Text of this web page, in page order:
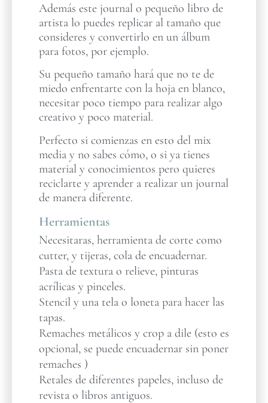
Además este journal o pequeño libro de
artista lo puedes replicar al tamaño que
consideres y convertirlo en un álbum
para fotos, por ejemplo.
Su pequeño tamaño hará que no te de
miedo enfrentarte con la hoja en blanco,
necesitar poco tiempo para realizar algo
creativo y poco material.
Perfecto si comienzas en esto del mix
media y no sabes cómo, o si ya tienes
material y conocimientos pero quieres
reciclarte y aprender a realizar un journal
de manera diferente.
Herramientas
Necesitaras, herramienta de corte como
cutter, y tijeras, cola de encuadernar.
Pasta de textura o relieve, pinturas
acrílicas y pinceles.
Stencil y una tela o loneta para hacer las
tapas.
Remaches metálicos y crop a dile (esto es
opcional, se puede encuadernar sin poner
remaches )
Retales de diferentes papeles, incluso de
revista o libros antiguos.